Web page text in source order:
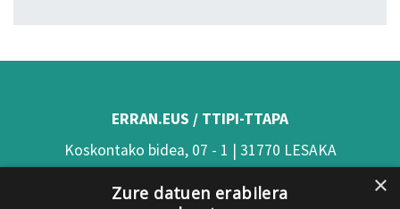
ERRAN.EUS / TTIPI-TTAPA
Koskontako bidea, 07 - 1 | 31770 LESAKA
×
Zure datuen erabilera